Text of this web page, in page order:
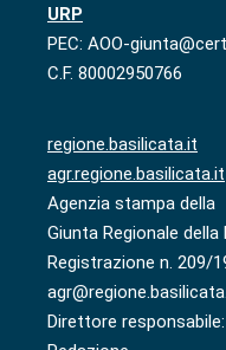
URP
PEC: AOO-
C.F. 80002950766
regione.basilicata.it
agr.regione.basilicata.it
Agenzia stampa della
Giunta Regionale
Registrazione n. 209/
Direttore responsabile: